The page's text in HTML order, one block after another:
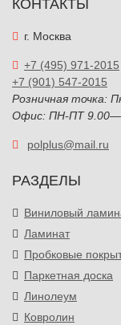
КОНТАКТЫ
г. Москва
+7 (495) 971-2015
+7 (901) 547-2015
Розничная точка:
Офис: ПН-ПТ
polplus@mail.ru
РАЗДЕЛЫ
Виниловый
Ламинат
Пробковые
Паркетная доска
Линолеум
Ковролин